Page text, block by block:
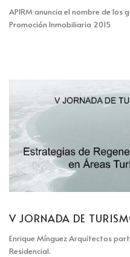
APIRM anuncia el nombre de los
Promoción Inmobiliaria 2015
V JORNADA DE
Enrique Mínguez Arquitectos
Residencial.